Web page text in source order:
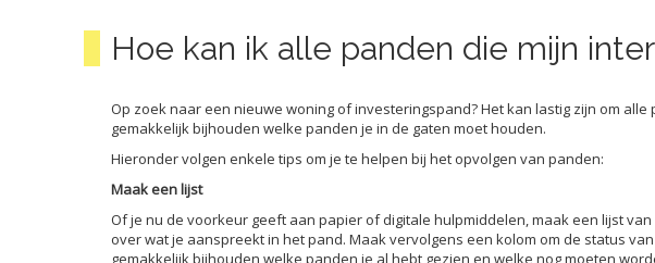
Hoe kan ik alle panden die mijn
Op zoek naar een nieuwe woning of investeringspand? Het kan lastig zijn om
gemakkelijk bijhouden welke panden je in de gaten moet houden.
Hieronder volgen enkele tips om je te helpen bij het opvolgen van panden:
Maak een lijst
Of je nu de voorkeur geeft aan papier of digitale hulpmiddelen, maak een lijst
over wat je aanspreekt in het pand. Maak vervolgens een kolom om de status
gemakkelijk bijhouden welke panden je al hebt gezien en welke nog moeten